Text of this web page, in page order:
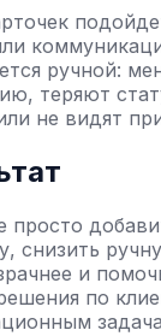
ручной:
теряют
не видят
снизить
и
по